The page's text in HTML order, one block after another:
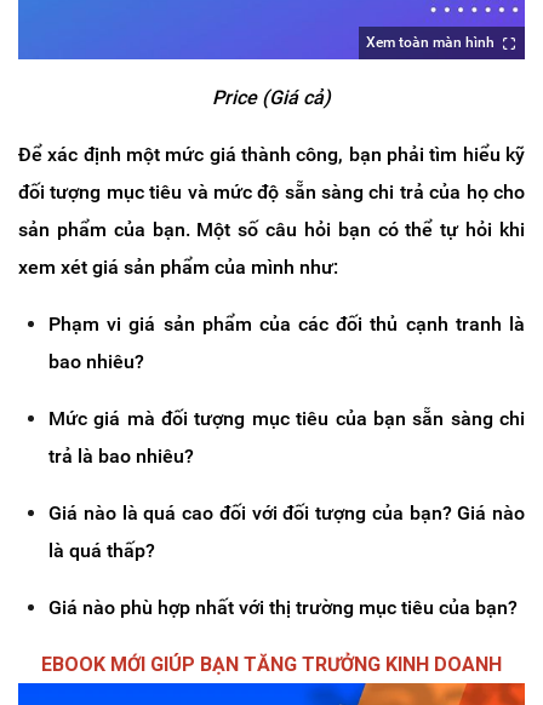
Xem toàn màn hình
Price (Giá cả)
Để xác định một mức giá thành công, bạn phải tìm hiểu kỹ
đối tượng mục tiêu và mức độ sẵn sàng chi trả của họ cho
sản phẩm của bạn. Một số câu hỏi bạn có thể tự hỏi khi
xem xét giá sản phẩm của mình như:
Phạm vi giá sản phẩm của các đối thủ cạnh tranh là
bao nhiêu?
Mức giá mà đối tượng mục tiêu của bạn sẵn sàng chi
trả là bao nhiêu?
Giá nào là quá cao đối với đối tượng của bạn? Giá nào
là quá thấp?
Giá nào phù hợp nhất với thị trường mục tiêu của bạn?
EBOOK MỚI GIÚP BẠN TĂNG TRƯỞNG KINH DOANH